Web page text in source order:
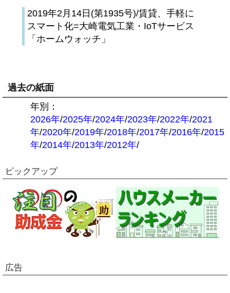
2019年2月14日(第1935号)/賃貸、手軽に
スマート化=大崎電気工業・IoTサービス
「ホームウォッチ」
過去の紙面
年別：
2026年/2025年/2024年/2023年/2022年/2021
年/2020年/2019年/2018年/2017年/2016年/2015
年/2014年/2013年/2012年/
ピックアップ
広告